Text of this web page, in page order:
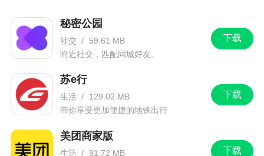
下载
秘密公园
社交 /
59.61 MB
附近社交，匹配同城好友。
下载
苏e行
生活 /
129.02 MB
带你享受更加便捷的地铁出行
下载
美团商家版
生活 / 91.72 MB